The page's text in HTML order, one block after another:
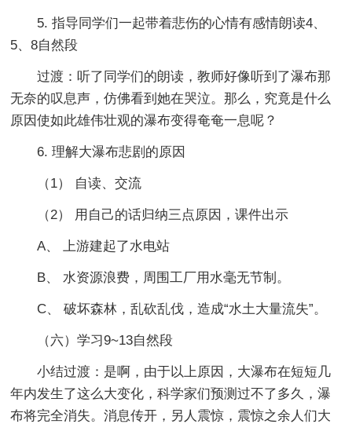
5. 指导同学们一起带着悲伤的心情有感情朗读4、
5、8自然段
过渡：听了同学们的朗读，教师好像听到了瀑布那
无奈的叹息声，仿佛看到她在哭泣。那么，究竟是什么
原因使如此雄伟壮观的瀑布变得奄奄一息呢？
6. 理解大瀑布悲剧的原因
（1） 自读、交流
（2） 用自己的话归纳三点原因，课件出示
A、 上游建起了水电站
B、 水资源浪费，周围工厂用水毫无节制。
C、 破坏森林，乱砍乱伐，造成“水土大量流失”。
（六）学习9~13自然段
小结过渡：是啊，由于以上原因，大瀑布在短短几
年内发生了这么大变化，科学家们预测过不了多久，瀑
布将完全消失。消息传开，另人震惊，震惊之余人们大